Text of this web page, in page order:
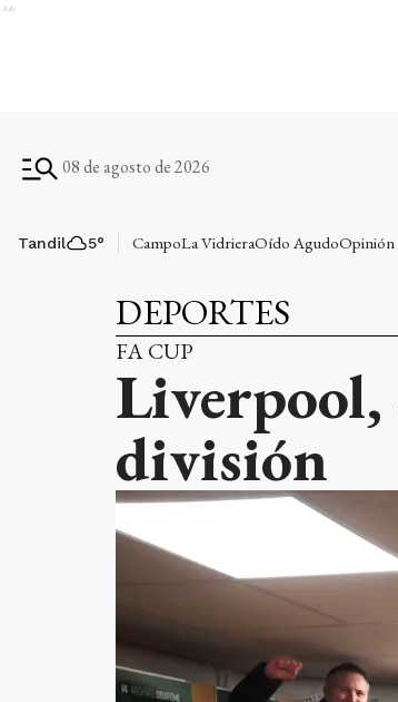
Ads
08 de agosto de 2026
Tandil 5° CampoLa VidrieraOído AgudoOpinión
DEPORTES
FA CUP
Liverpool,
división